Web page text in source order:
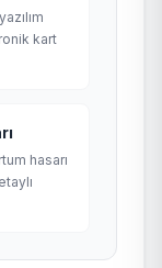
kart
hasarı